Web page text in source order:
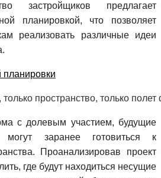
застройщиков предлагает
планировкой, что позволяет
реализовать различные идеи
пространство, только полет
с долевым участием, будущие
могут заранее готовиться к
Проанализировав проект
где будут находиться несущие